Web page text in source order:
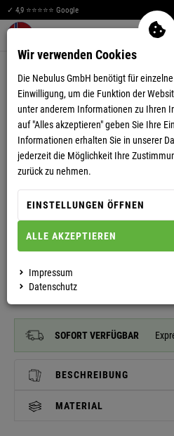
✓ 4,9 ⭐⭐⭐⭐⭐ Google
SNEAKER BEST HERREN
SOFORT VERFÜGBAR
BESCHREIBUNG
MATERIAL
Wir verwenden Cookies
Die Nebulus GmbH benötigt für
Einwilligung, um die Funktion der
unter anderem Informationen zu Ihren
auf "Alles akzeptieren" geben Sie Ihre
Informationen erhalten Sie in unserer
jederzeit die Möglichkeit Ihre
zurück zu nehmen.
EINSTELLUNGEN ÖFFNEN
ALLE AKZEPTIEREN
Impressum
Datenschutz